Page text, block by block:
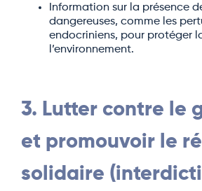
Information sur la présence
dangereuses, comme les
endocriniens, pour protéger
l’environnement.
3. Lutter contre le
et promouvoir le
solidaire